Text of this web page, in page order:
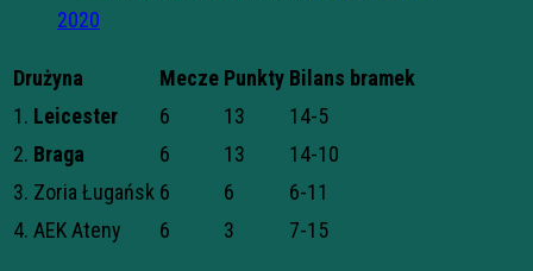
2020
Drużyna Mecze Punkty Bilans bramek
1. Leicester 6 13
14-5
2. Braga 6 13
14-10
3. Zoria Ługańsk 6 6
6-11
4. AEK Ateny
6 3 7-15